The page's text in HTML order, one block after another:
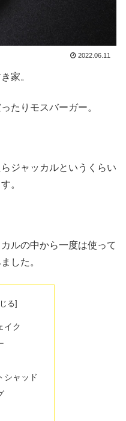
2022.06.11
家。
たりモスバーガー。
ジャッカルというくらい
。
ルの中から一度は使って
した。
イク
シャッド